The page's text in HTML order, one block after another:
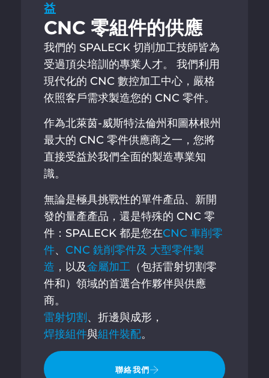
益
CNC 零組件的供應
我們的 SPALECK 切削加工技師皆為
受過頂尖培訓的專業人才。 我們利用
現代化的 CNC 數控加工中心，嚴格
依照客戶需求製造您的 CNC 零件。
作為北萊茵-威斯特法倫州和圖林根州
最大的 CNC 零件供應商之一，您將
直接受益於我們全面的製造專業知
識。
無論是極具挑戰性的單件產品、新開
發的量產產品，還是特殊的 CNC 零
件：SPALECK 都是您在CNC 車削零
件、 CNC 銑削零件及 大型零件製
造 ，以及金屬加工 （包括雷射切割零
件和）領域的首選合作夥伴與供應
商。
雷射切割、折邊與成形，
焊接組件與組件裝配。
聯絡我們